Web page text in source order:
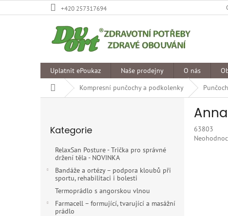
na
+420 257317694
Uplatnit ePoukaz Naše prodejny O nás
Domů
Kompresní punčochy a podkolenky
kategorie
Kategorie
RelaxSan Posture - Trička pro správné
držení těla - NOVINKA
Bandáže a ortézy – podpora kloubů při
sportu, rehabilitaci i bolesti
Termoprádlo s angorskou vlnou
Farmacell – formující, tvarující a masážní
prádlo
63803
Průměrné